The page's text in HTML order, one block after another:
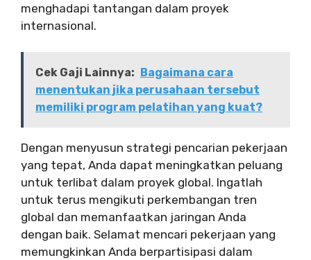
menghadapi tantangan dalam proyek
internasional.
Cek Gaji Lainnya: Bagaimana cara
menentukan jika perusahaan tersebut
memiliki program pelatihan yang kuat?
Dengan menyusun strategi pencarian pekerjaan
yang tepat, Anda dapat meningkatkan peluang
untuk terlibat dalam proyek global. Ingatlah
untuk terus mengikuti perkembangan tren
global dan memanfaatkan jaringan Anda
dengan baik. Selamat mencari pekerjaan yang
memungkinkan Anda berpartisipasi dalam